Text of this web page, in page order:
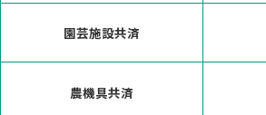
園芸施設共済
農機具共済